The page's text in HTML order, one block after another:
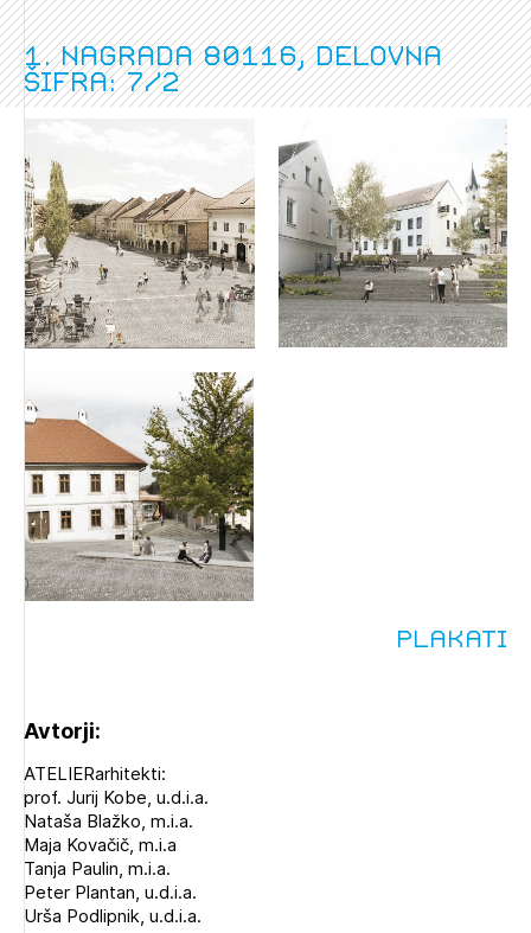
1. nagrada 80116, delovna
šifra: 7/2
Plakati
Avtorji:
ATELIERarhitekti:
prof. Jurij Kobe, u.d.i.a.
Nataša Blažko, m.i.a.
Maja Kovačič, m.i.a
Tanja Paulin, m.i.a.
Peter Plantan, u.d.i.a.
Urša Podlipnik, u.d.i.a.